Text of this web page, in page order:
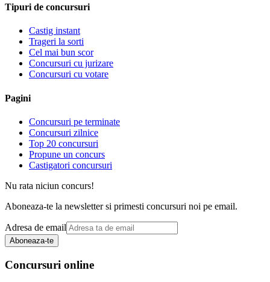
Tipuri de concursuri
Castig instant
Trageri la sorti
Cel mai bun scor
Concursuri cu jurizare
Concursuri cu votare
Pagini
Concursuri pe terminate
Concursuri zilnice
Top 20 concursuri
Propune un concurs
Castigatori concursuri
Nu rata niciun concurs!
Aboneaza-te la newsletter si primesti concursuri noi pe email.
Adresa de email
Aboneaza-te
Concursuri online